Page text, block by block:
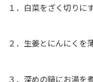
１．白菜をざく切りに
２．生姜とにんにくを
３．深めの鍋にお湯を